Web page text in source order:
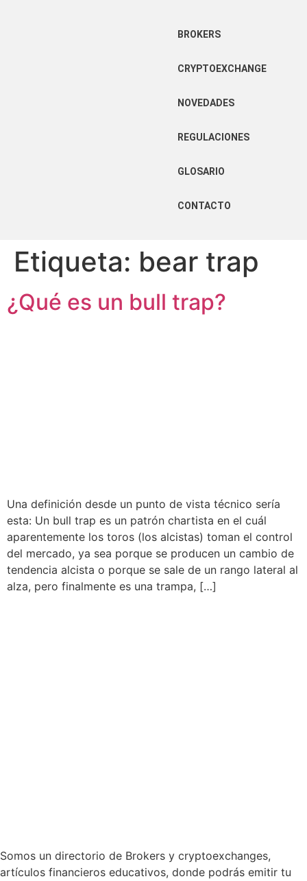
BROKERS
CRYPTOEXCHANGE
NOVEDADES
REGULACIONES
GLOSARIO
CONTACTO
Etiqueta: bear trap
¿Qué es un bull trap?
Una definición desde un punto de vista técnico sería
esta: Un bull trap es un patrón chartista en el cuál
aparentemente los toros (los alcistas) toman el control
del mercado, ya sea porque se producen un cambio de
tendencia alcista o porque se sale de un rango lateral al
alza, pero finalmente es una trampa, […]
Somos un directorio de Brokers y cryptoexchanges,
artículos financieros educativos, donde podrás emitir tu